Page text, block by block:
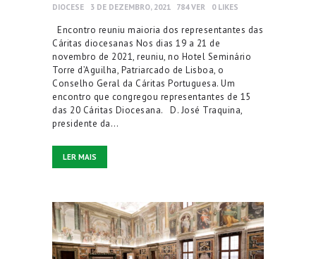
DIOCESE 3 DE DEZEMBRO, 2021 784VER 0 LIKES
Encontro reuniu maioria dos representantes das
Cáritas diocesanas Nos dias 19 a 21 de
novembro de 2021, reuniu, no Hotel Seminário
Torre d’Aguilha, Patriarcado de Lisboa, o
Conselho Geral da Cáritas Portuguesa. Um
encontro que congregou representantes de 15
das 20 Cáritas Diocesana. D. José Traquina,
presidente da…
LER MAIS